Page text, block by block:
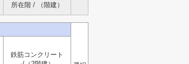
所在階 / （階建）
鉄筋コンクリート